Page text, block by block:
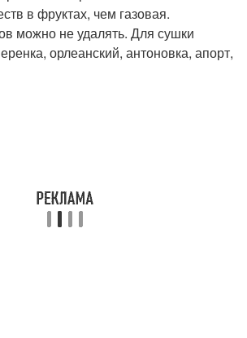
в фруктах, чем газовая.
можно не удалять. Для сушки
орлеанский, антоновка, апорт,